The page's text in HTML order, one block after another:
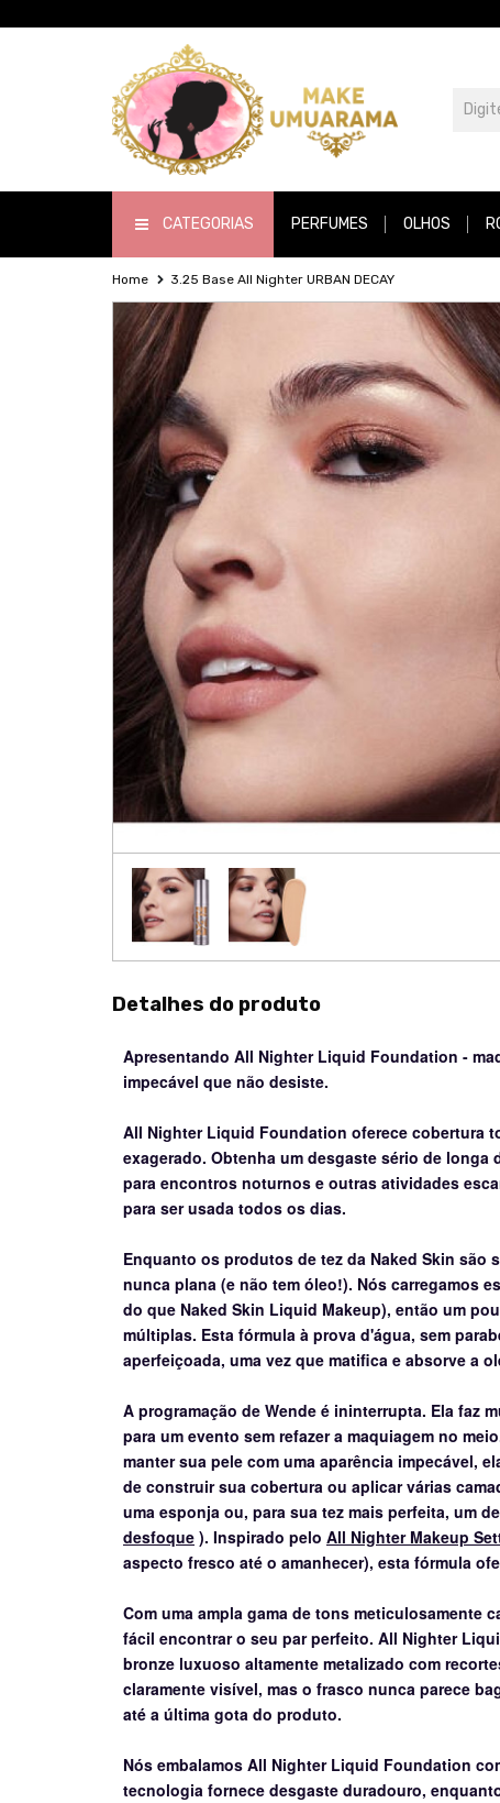
CATEGORIAS PERFUMES OLHOS
Home 3.25 Base All Nighter URBAN DECAY
Detalhes do produto
Apresentando All Nighter Liquid Foundation -
impecável que não desiste.
All Nighter Liquid Foundation oferece cobertura
exagerado. Obtenha um desgaste sério de
para encontros noturnos e outras atividades
para ser usada todos os dias.
Enquanto os produtos de tez da Naked Skin
nunca plana (e não tem óleo!). Nós carregamos
do que Naked Skin Liquid Makeup), então um
múltiplas. Esta fórmula à prova d'água, sem
aperfeiçoada, uma vez que matifica e absorve a
A programação de Wende é ininterrupta. Ela faz
para um evento sem refazer a maquiagem no
manter sua pele com uma aparência impecável,
de construir sua cobertura ou aplicar várias
uma esponja ou, para sua tez mais perfeita, um
desfoque ). Inspirado pelo All Nighter Makeup
aspecto fresco até o amanhecer), esta fórmula
Com uma ampla gama de tons meticulosamente
fácil encontrar o seu par perfeito. All Nighter
bronze luxuoso altamente metalizado com
claramente visível, mas o frasco nunca parece
até a última gota do produto.
Nós embalamos All Nighter Liquid Foundation
tecnologia fornece desgaste duradouro,